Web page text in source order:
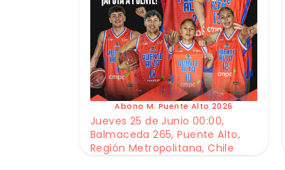
Abono M. Puente Alto 2026
Jueves 25 de Junio 00:00,
Balmaceda 265, Puente Alto,
Región Metropolitana, Chile